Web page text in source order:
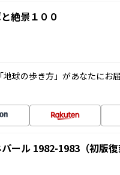
絶景１００
球の歩き方」があなたにお
ール 1982-1983（初版復